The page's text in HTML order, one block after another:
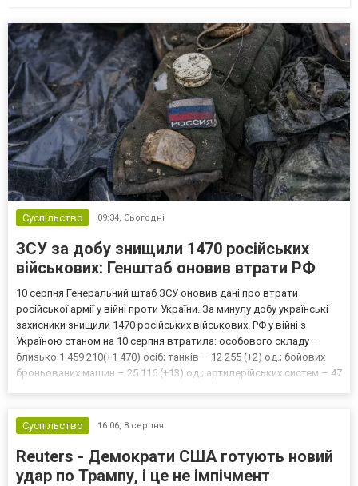
Суспільство 09:34, Сьогодні
ЗСУ за добу знищили 1470 російських
військових: Генштаб оновив втрати РФ
10 серпня Генеральний штаб ЗСУ оновив дані про втрати
російської армії у війні проти України. За минулу добу українські
захисники знищили 1470 російських військових. РФ у війні з
Україною станом на 10 серпня втратила: особового складу –
близько 1 459 210(+1 470) осіб; танків – 12 255 (+2) од.; бойових
броньованих машин – 25 116 (+13) од.; артилерійських систем – 47
Суспільство
16:06, 8 серпня
Reuters - Демократи США готують новий
удар по Трампу, і це не імпічмент